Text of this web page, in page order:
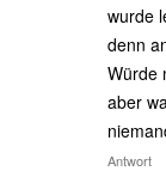
wurde
denn
Würde
aber
Antwort